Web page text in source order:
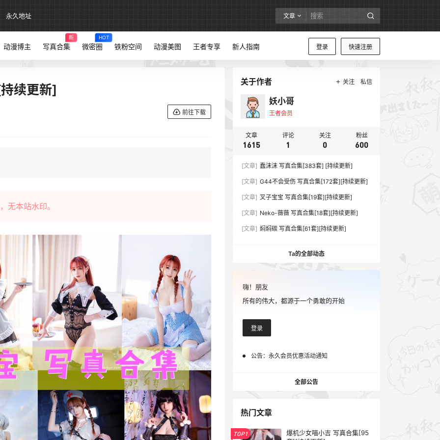
永久地址 文章
登录 快速注册
动漫博主 写真合集
新
微密圈
HOT
铁粉空间 动漫美图 王者专享 新人指南
续更新]
前往下载
无本站水印。
关于作者 关注 私信
妖小哥
王者会员
文章
1615
评论
1
关注
0
粉丝
600
[文章] 蠢沫沫 写真合集[383套] [持续更新]
[文章] G44不会受伤 写真合集[172套][持续更新]
[文章] 叉子宝宝 写真合集[19套][持续更新]
[文章] Neko-薇薇 写真合集[18套][持续更新]
[文章] 焖焖碳 写真合集[61套][持续更新]
Ta的全部动态
嗨！朋友
所有的伟大，都源于一个勇敢的开始
登录
公告： 永久会员优惠活动通知
全部公告
热门文章
TOP1
爆机少女喵小吉 写真合集[95